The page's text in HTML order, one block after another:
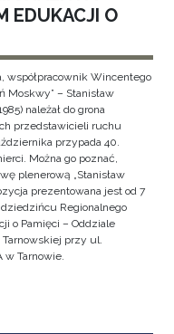
EDUKACJI O
współpracownik Wincentego
Moskwy” – Stanisław
należał do grona
przedstawicieli ruchu
przypada 40.
Można go poznać,
plenerową „Stanisław
prezentowana jest od 7
Regionalnego
o Pamięci – Oddziale
przy ul.
w Tarnowie.